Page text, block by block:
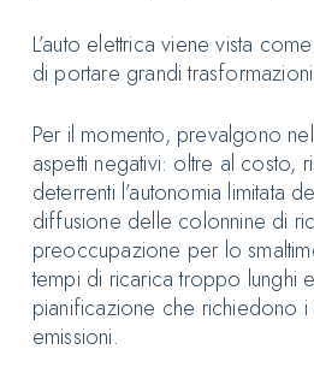
L’auto elettrica viene vista
di portare grandi
Per il momento, prevalgono
aspetti negativi: oltre al costo,
deterrenti l’autonomia limitata
diffusione delle colonnine di
preoccupazione per lo
tempi di ricarica troppo lunghi
pianificazione che richiedono
emissioni.